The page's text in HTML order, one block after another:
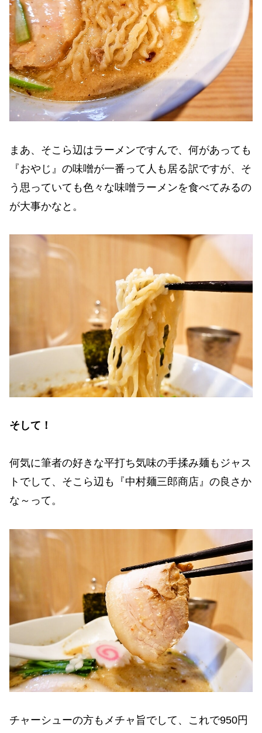
まあ、そこら辺はラーメンですんで、何があっても
『おやじ』の味噌が一番って人も居る訳ですが、そ
う思っていても色々な味噌ラーメンを食べてみるの
が大事かなと。
そして！
何気に筆者の好きな平打ち気味の手揉み麺もジャス
トでして、そこら辺も『中村麺三郎商店』の良さか
な～って。
チャーシューの方もメチャ旨でして、これで950円